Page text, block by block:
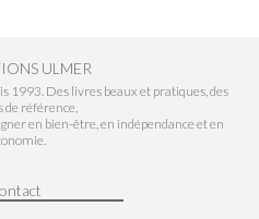
ULMER
1993. Des livres beaux et pratiques, des
de référence,
en bien-être, en indépendance et en